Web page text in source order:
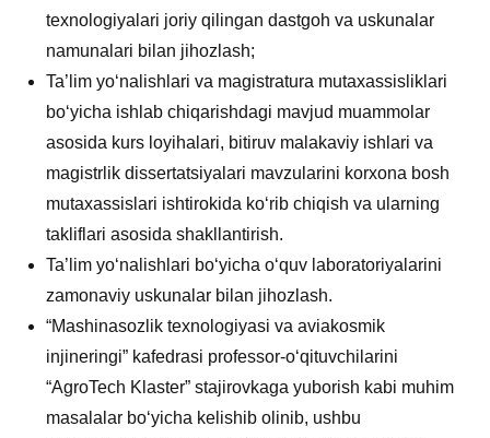
texnologiyalari joriy qilingan dastgoh va uskunalar
namunalari bilan jihozlash;
Ta’lim yo‘nalishlari va magistratura mutaxassisliklari
bo‘yicha ishlab chiqarishdagi mavjud muammolar
asosida kurs loyihalari, bitiruv malakaviy ishlari va
magistrlik dissertatsiyalari mavzularini korxona bosh
mutaxassislari ishtirokida ko‘rib chiqish va ularning
takliflari asosida shakllantirish.
Ta’lim yo‘nalishlari bo‘yicha o‘quv laboratoriyalarini
zamonaviy uskunalar bilan jihozlash.
“Mashinasozlik texnologiyasi va aviakosmik
injineringi” kafedrasi professor-o‘qituvchilarini
“AgroTech Klaster” stajirovkaga yuborish kabi muhim
masalalar bo‘yicha kelishib olinib, ushbu